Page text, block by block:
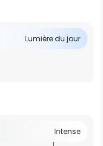
Lumière du jour
Intense